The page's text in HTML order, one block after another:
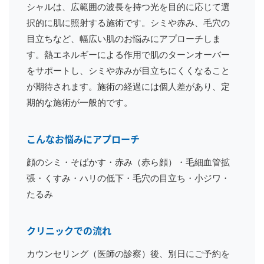
シャルは、広範囲の波長を持つ光を目的に応じて選
択的に肌に照射する施術です。シミや赤み、毛穴の
目立ちなど、幅広い肌のお悩みにアプローチしま
す。熱エネルギーによる作用で肌のターンオーバー
をサポートし、シミや赤みが目立ちにくくなること
が期待されます。施術の経過には個人差があり、定
期的な施術が一般的です。
こんなお悩みにアプローチ
顔のシミ・そばかす・赤み（赤ら顔）・毛細血管拡
張・くすみ・ハリの低下・毛穴の目立ち・小ジワ・
たるみ
クリニックでの流れ
カウンセリング（医師の診察）後、別日にご予約を